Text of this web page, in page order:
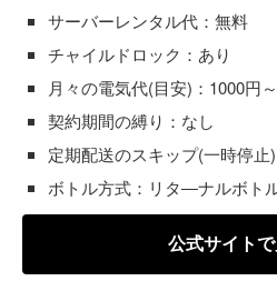
サーバーレンタル代：無料
チャイルドロック：あり
月々の電気代(目安)：1000円～
契約期間の縛り：なし
定期配送のスキップ(一時停止
ボトル方式：リタ―ナルボト
公式サイト